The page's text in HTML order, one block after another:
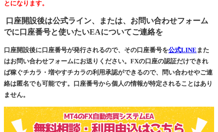
とになります。
口座開設後は公式ライン、または、お問い合わせフォーム
でに口座番号と使いたいEAについてご連絡を
口座開設後に口座番号が発行されるので、その口座番号を公式LINE また
はお問い合わせフォームにお送りください。FXの口座の認証だけできれ
ば稼ぐチカラ・増やすチカラの利用承認ができるので、問い合わせやご連
絡は匿名でも可能です。口座番号から個人の情報が特定されることはあり
ません。